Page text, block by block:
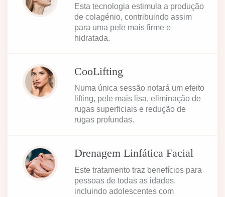
Esta tecnologia estimula a produção
de colagénio, contribuindo assim
para uma pele mais firme e
hidratada.
CooLifting
Numa única sessão notará um efeito
lifting, pele mais lisa, eliminação de
rugas superficiais e redução de
rugas profundas.
Drenagem Linfática Facial
Este tratamento traz benefícios para
pessoas de todas as idades,
incluindo adolescentes com